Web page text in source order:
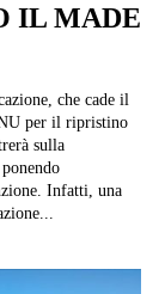
IL MADE
che cade il
per il ripristino
sulla
Infatti, una